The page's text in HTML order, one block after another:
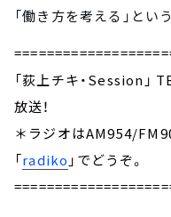
「働き方を考える」とい
「荻上チキ・Session」
放送！
＊ラジオはAM954/
「radiko 」でどうぞ。